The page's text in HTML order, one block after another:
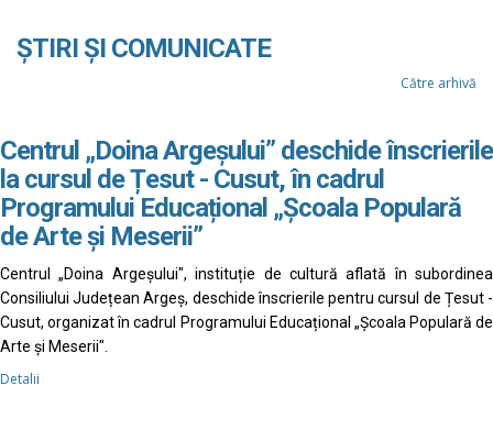
ȘTIRI ȘI COMUNICATE
Către arhivă
Centrul „Doina Argeșului” deschide înscrierile
la cursul de Țesut - Cusut, în cadrul
Programului Educațional „Școala Populară
de Arte și Meserii”
Centrul „Doina Argeșului", instituție de cultură aflată în subordinea
Consiliului Județean Argeș, deschide înscrierile pentru cursul de Țesut -
Cusut, organizat în cadrul Programului Educațional „Școala Populară de
Arte și Meserii".
Detalii